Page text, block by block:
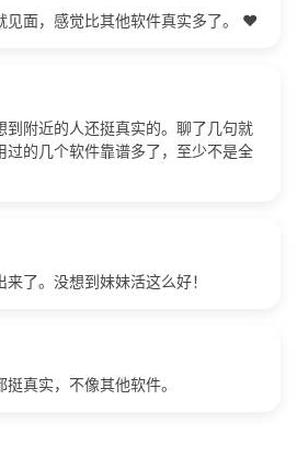
见面，感觉比其他软件真实多了。 ❤️
到附近的人还挺真实的。聊了几句就
过的几个软件靠谱多了，至少不是全
了。没想到妹妹活这么好！
真实，不像其他软件。